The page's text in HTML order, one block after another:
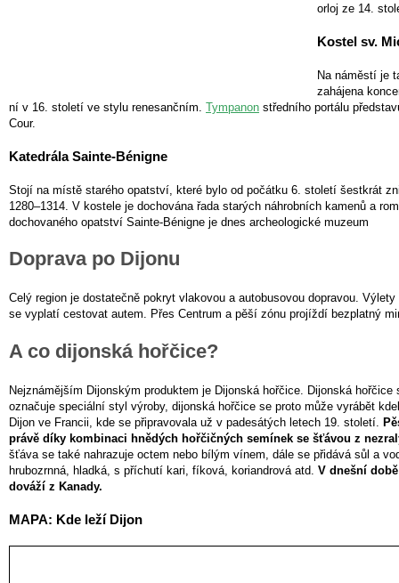
orloj ze 14.
Kostel sv.
Na náměstí je
zahájena
ní v 16. století ve stylu renesančním. Tympanon středního portálu
Cour.
Katedrála Sainte-Bénigne
Stojí na místě starého opatství, které bylo od počátku 6. století šestkrát
1280–1314. V kostele je dochována řada starých náhrobních kamenů a
dochovaného opatství Sainte-Bénigne je dnes archeologické muzeum
Doprava po Dijonu
Celý region je dostatečně pokryt vlakovou a autobusovou dopravou.
se vyplatí cestovat autem. Přes Centrum a pěší zónu projíždí bezplatný
A co dijonská hořčice?
Nejznámějším Dijonským produktem je Dijonská hořčice. Dijonská
označuje speciální styl výroby, dijonská hořčice se proto může vyrábět
Dijon ve Francii, kde se připravovala už v padesátých letech 19. století.
právě díky kombinaci hnědých hořčičných semínek se šťávou z
šťáva se také nahrazuje octem nebo bílým vínem, dále se přidává sůl a
hrubozrnná, hladká, s příchutí kari, fíková, koriandrová atd. V dnešní
dováží z Kanady.
MAPA: Kde leží Dijon